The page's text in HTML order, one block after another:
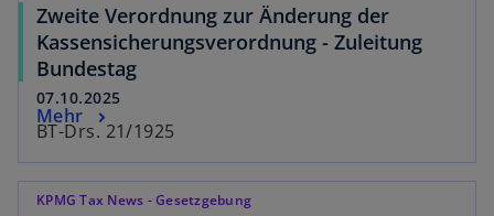
Zweite Verordnung zur Änderung der
Kassensicherungsverordnung - Zuleitung
Bundestag
07.10.2025
BT-Drs. 21/1925
Mehr
KPMG Tax News - Gesetzgebung